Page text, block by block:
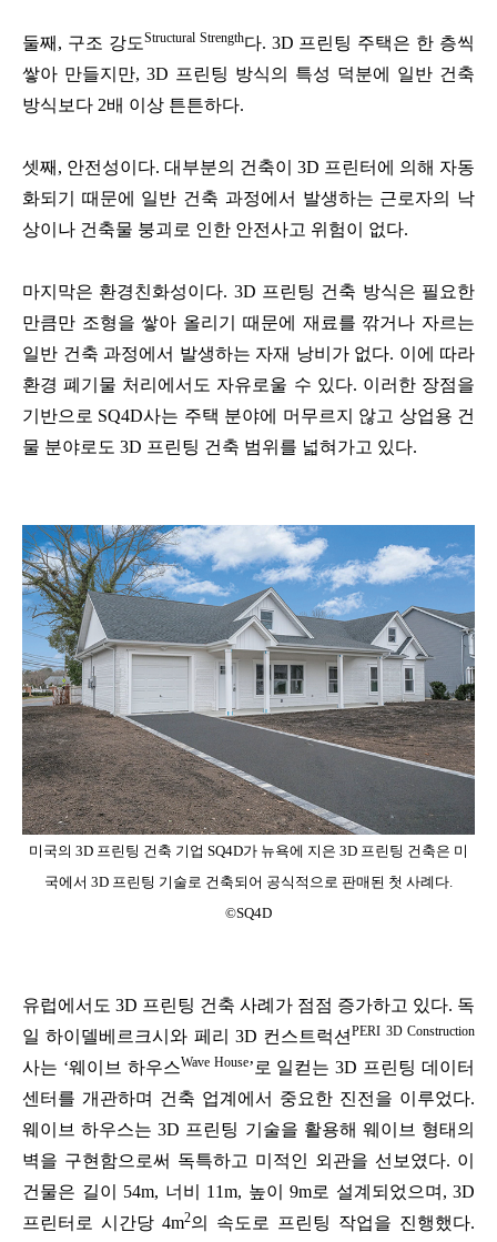
둘째, 구조 강도Structural Strength다. 3D 프린팅 주택은 한 층씩
쌓아 만들지만, 3D 프린팅 방식의 특성 덕분에 일반 건축
방식보다 2배 이상 튼튼하다.
셋째, 안전성이다. 대부분의 건축이 3D 프린터에 의해 자동
화되기 때문에 일반 건축 과정에서 발생하는 근로자의 낙
상이나 건축물 붕괴로 인한 안전사고 위험이 없다.
마지막은 환경친화성이다. 3D 프린팅 건축 방식은 필요한
만큼만 조형을 쌓아 올리기 때문에 재료를 깎거나 자르는
일반 건축 과정에서 발생하는 자재 낭비가 없다. 이에 따라
환경 폐기물 처리에서도 자유로울 수 있다. 이러한 장점을
기반으로 SQ4D사는 주택 분야에 머무르지 않고 상업용 건
물 분야로도 3D 프린팅 건축 범위를 넓혀가고 있다.
미국의 3D 프린팅 건축 기업 SQ4D가 뉴욕에 지은 3D 프린팅 건축은 미
국에서 3D 프린팅 기술로 건축되어 공식적으로 판매된 첫 사례다.
©SQ4D
유럽에서도 3D 프린팅 건축 사례가 점점 증가하고 있다. 독
일 하이델베르크시와 페리 3D 컨스트럭션PERI 3D Construction
사는 ‘웨이브 하우스Wave House’로 일컫는 3D 프린팅 데이터
센터를 개관하며 건축 업계에서 중요한 진전을 이루었다.
웨이브 하우스는 3D 프린팅 기술을 활용해 웨이브 형태의
벽을 구현함으로써 독특하고 미적인 외관을 선보였다. 이
건물은 길이 54m, 너비 11m, 높이 9m로 설계되었으며, 3D
프린터로 시간당 4m2의 속도로 프린팅 작업을 진행했다.